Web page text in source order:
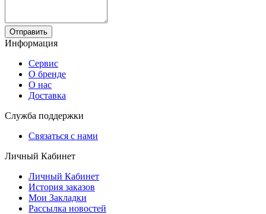
Отправить
Информация
Сервис
О бренде
О нас
Доставка
Служба поддержки
Связаться с нами
Личный Кабинет
Личный Кабинет
История заказов
Мои Закладки
Рассылка новостей